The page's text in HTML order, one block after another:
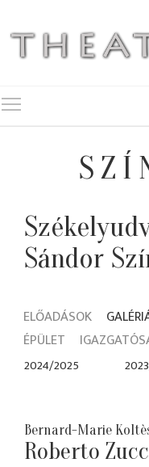
Sándor
ELŐADÁSOK
ÉPÜLET
2024/2025
Bernard-Marie
Roberto